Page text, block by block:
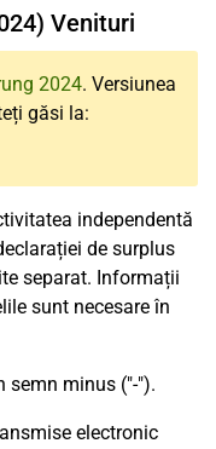
Venituri
2024. Versiunea
găsi la:
independentă
de surplus
separat. Informații
sunt necesare în
semn minus ("-").
electronic